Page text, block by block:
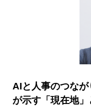
AIと人事のつな
が示す「現在地